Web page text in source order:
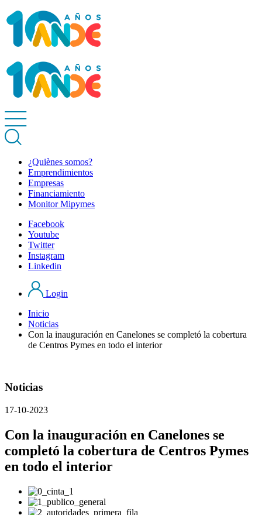
¿Quiènes somos?
Emprendimientos
Empresas
Financiamiento
Monitor Mipymes
Facebook
Youtube
Twitter
Instagram
Linkedin
Login
Inicio
Noticias
Con la inauguración en Canelones se completó la cobertura
de Centros Pymes en todo el interior
Noticias
17-10-2023
Con la inauguración en Canelones se
completó la cobertura de Centros Pymes
en todo el interior